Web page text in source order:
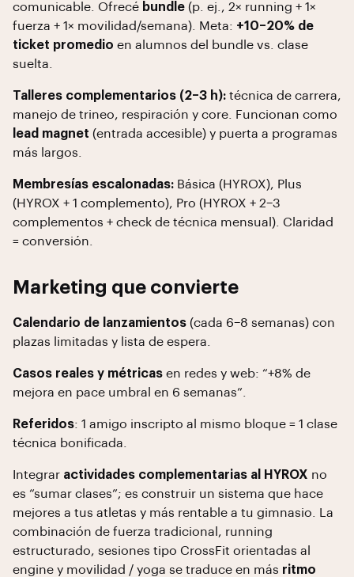
comunicable. Ofrecé bundle (p. ej., 2× running + 1×
fuerza + 1× movilidad/semana). Meta: +10–20% de
ticket promedio en alumnos del bundle vs. clase
suelta.
Talleres complementarios (2–3 h): técnica de carrera,
manejo de trineo, respiración y core. Funcionan como
lead magnet (entrada accesible) y puerta a programas
más largos.
Membresías escalonadas: Básica (HYROX), Plus
(HYROX + 1 complemento), Pro (HYROX + 2–3
complementos + check de técnica mensual). Claridad
= conversión.
Marketing que convierte
Calendario de lanzamientos (cada 6–8 semanas) con
plazas limitadas y lista de espera.
Casos reales y métricas en redes y web: “+8% de
mejora en pace umbral en 6 semanas”.
Referidos: 1 amigo inscripto al mismo bloque = 1 clase
técnica bonificada.
Integrar actividades complementarias al HYROX no
es “sumar clases”; es construir un sistema que hace
mejores a tus atletas y más rentable a tu gimnasio. La
combinación de fuerza tradicional, running
estructurado, sesiones tipo CrossFit orientadas al
engine y movilidad / yoga se traduce en más ritmo